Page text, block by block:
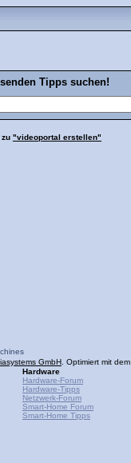
Tipps suchen!
zu "videoportal erstellen"
GmbH . Optimiert mit dem
Hardware
Hardware-Forum
Hardware-Tipps
Netzwerk-Forum
Smart-Home Forum
Smart-Home Tipps